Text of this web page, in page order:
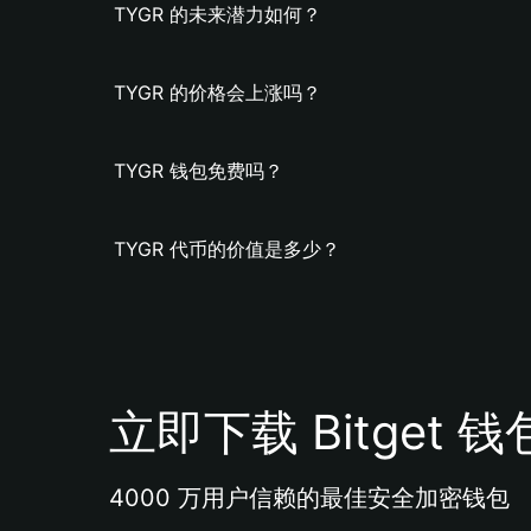
TYGR 的未来潜力如何？
TYGR 的价格会上涨吗？
TYGR 钱包免费吗？
TYGR 代币的价值是多少？
立即下载 Bitget 钱
4000 万用户信赖的最佳安全加密钱包